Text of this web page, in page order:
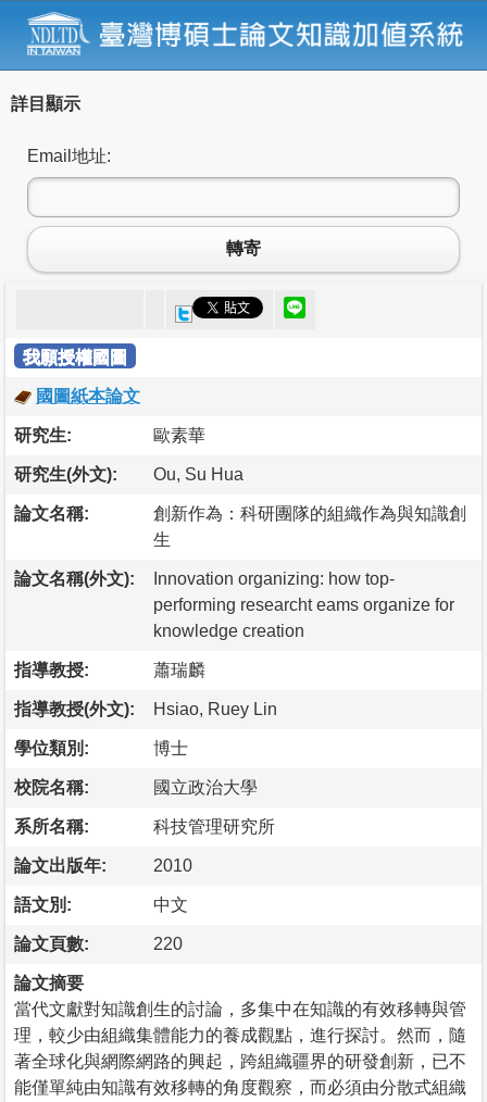
詳目顯示
Email地址:
轉寄
我願授權國圖
國圖紙本論文
研究生: 歐素華
研究生(外文): Ou, Su Hua
論文名稱:
創新作為：科研團隊的組織作為與知識創
生
論文名稱(外文):
Innovation organizing: how top-
performing researcht eams organize for
knowledge creation
指導教授: 蕭瑞麟
指導教授(外文): Hsiao, Ruey Lin
學位類別: 博士
校院名稱: 國立政治大學
系所名稱: 科技管理研究所
論文出版年: 2010
語文別: 中文
論文頁數: 220
論文摘要
當代文獻對知識創生的討論，多集中在知識的有效移轉與管
理，較少由組織集體能力的養成觀點，進行探討。然而，隨
著全球化與網際網路的興起，跨組織疆界的研發創新，已不
能僅單純由知識有效移轉的角度觀察，而必須由分散式組織